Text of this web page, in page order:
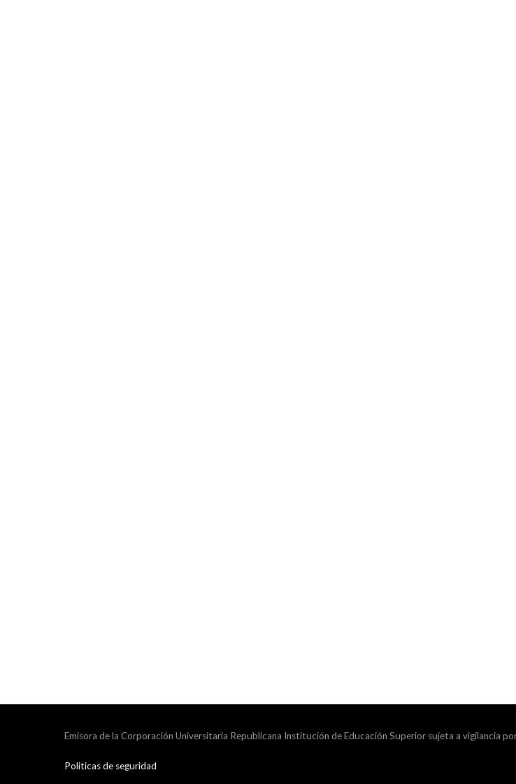
Emisora de la Corporación Universitaria Republicana Institución de Educación Superior sujeta a vigilancia
Politicas de seguridad